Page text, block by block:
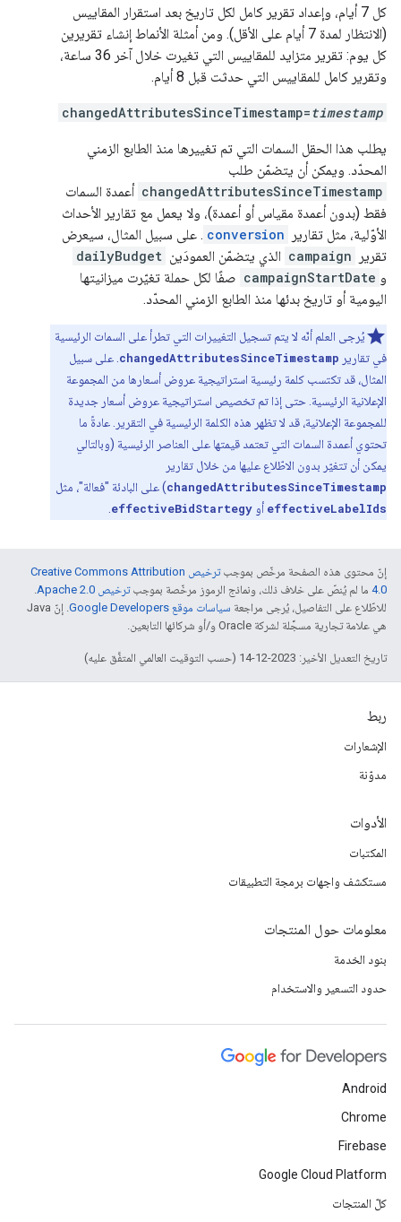
كل 7 أيام، وإعداد تقرير كامل لكل تاريخ بعد استقرار المقاييس
(الانتظار لمدة 7 أيام على الأقل). ومن أمثلة الأنماط إنشاء تقريرين
كل يوم: تقرير متزايد للمقاييس التي تغيرت خلال آخر 36 ساعة،
وتقرير كامل للمقاييس التي حدثت قبل 8 أيام.
changedAttributesSinceTimestamp=timestamp
يطلب هذا الحقل السمات التي تم تغييرها منذ الطابع الزمني
المحدّد. ويمكن أن يتضمّن طلب
changedAttributesSinceTimestamp أعمدة السمات
فقط (بدون أعمدة مقياس أو أعمدة)، ولا يعمل مع تقارير الأحداث
الأوّلية، مثل تقارير
conversion . على سبيل المثال، سيعرض
تقرير
campaign الذي يتضمّن العمودَين dailyBudget
و campaignStartDate صفًا لكل حملة تغيّرت ميزانيتها
اليومية أو تاريخ بدئها منذ الطابع الزمني المحدّد.
يُرجى العلم أنّه لا يتم تسجيل التغييرات التي تطرأ على السمات الرئيسية
في تقارير changedAttributesSinceTimestamp . على سبيل
المثال، قد تكتسب كلمة رئيسية استراتيجية عروض أسعارها من المجموعة
الإعلانية الرئيسية. حتى إذا تم تخصيص استراتيجية عروض أسعار جديدة
للمجموعة الإعلانية، قد لا تظهر هذه الكلمة الرئيسية في التقرير. عادةً ما
تحتوي أعمدة السمات التي تعتمد قيمتها على العناصر الرئيسية (وبالتالي
يمكن أن تتغيّر بدون الاطّلاع عليها من خلال تقارير
changedAttributesSinceTimestamp) على البادئة "فعالة"، مثل
effectiveLabelIds أو effectiveBidStartegy
إنّ محتوى هذه الصفحة مرخّص بموجب
ترخيص Creative Commons Attribution
4.0‏ ما لم يُنصّ على خلاف ذلك، ونماذج الرموز مرخّصة بموجبترخيص Apache 2.0‏
.
للاطّلاع على التفاصيل، يُرجى مراجعة سياسات موقع Google Developers‏
. إنّ Java
هي علامة تجارية مسجَّلة لشركة Oracle و/أو شركائها التابعين.
تاريخ التعديل الأخير: 2023-12-14 (حسب التوقيت العالمي المتفَّق عليه)
ربط
الإشعارات
مدوّنة
الأدوات
المكتبات
مستكشف واجهات برمجة التطبيقات
معلومات حول المنتجات
بنود الخدمة
حدود التسعير والاستخدام
Android
Chrome
Firebase
Google Cloud Platform
كلّ المنتجات